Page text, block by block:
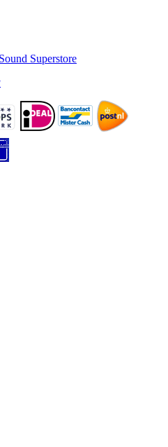
Superstore